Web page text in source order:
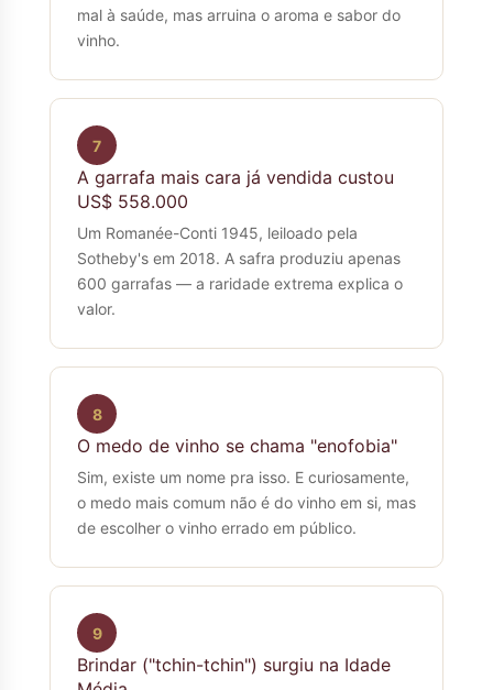
mal à saúde, mas arruina o aroma e sabor do
vinho.
7
A garrafa mais cara já vendida custou
US$ 558.000
Um Romanée-Conti 1945, leiloado pela
Sotheby's em 2018. A safra produziu apenas
600 garrafas — a raridade extrema explica o
valor.
8
O medo de vinho se chama "enofobia"
Sim, existe um nome pra isso. E curiosamente,
o medo mais comum não é do vinho em si, mas
de escolher o vinho errado em público.
9
Brindar ("tchin-tchin") surgiu na Idade